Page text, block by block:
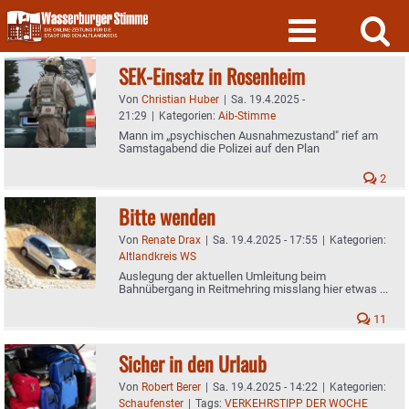
Skip
to
content
SEK-Einsatz in Rosenheim
Von Christian Huber | Sa. 19.4.2025 -
21:29 | Kategorien: Aib-Stimme
Mann im „psychischen Ausnahmezustand" rief am
Samstagabend die Polizei auf den Plan
2
Bitte wenden
Von Renate Drax | Sa. 19.4.2025 - 17:55 | Kategorien:
Altlandkreis WS
Auslegung der aktuellen Umleitung beim
Bahnübergang in Reitmehring misslang hier etwas ...
11
Sicher in den Urlaub
Von Robert Berer | Sa. 19.4.2025 - 14:22 | Kategorien:
Schaufenster | Tags: VERKEHRSTIPP DER WOCHE